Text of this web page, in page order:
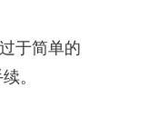
于简单的
。